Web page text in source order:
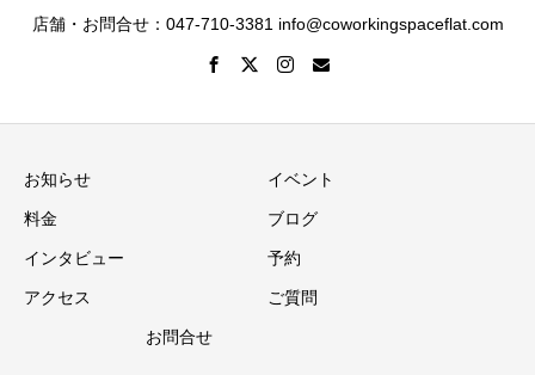
店舗・お問合せ：047-710-3381 info@coworkingspaceflat.com
お知らせ イベント
料金 ブログ
インタビュー 予約
アクセス ご質問
お問合せ